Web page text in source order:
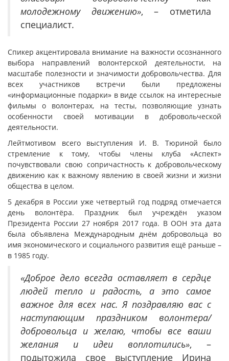
молодежному движению», – отметила
специалист.
Спикер акцентировала внимание на важности осознанного
выбора направлений волонтерской деятельности, на
масштабе полезности и значимости добровольчества. Для
всех участников встречи были предложены
«информационные подарки» в виде ссылок на интересные
фильмы о волонтерах, на тесты, позволяющие узнать
особенности своей мотивации в добровольческой
деятельности.
Лейтмотивом всего выступления И. В. Тюриной было
стремление к тому, чтобы члены клуба «Аспект»
почувствовали свою сопричастность к добровольческому
движению как к важному явлению в своей жизни и жизни
общества в целом.
5 декабря в России уже четвертый год подряд отмечается
день волонтёра. Праздник был учреждён указом
Президента России 27 ноября 2017 года. В ООН эта дата
была объявлена Международным днём добровольца во
имя экономического и социального развития ещё раньше –
в 1985 году.
«Доброе дело всегда оставляет в сердце
людей тепло и радость, а это самое
важное для всех нас. Я поздравляю вас с
наступающим праздником волонтера/
добровольца и желаю, чтобы все ваши
желания и идеи воплотились», –
подытожила свое выступление Ирина